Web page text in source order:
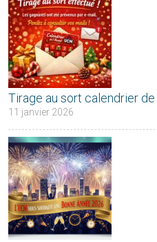
Tirage au sort calendrier de
11 janvier 2026